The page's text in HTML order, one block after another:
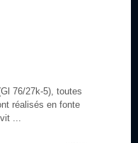
76/27k-5), toutes
réalisés en fonte
...